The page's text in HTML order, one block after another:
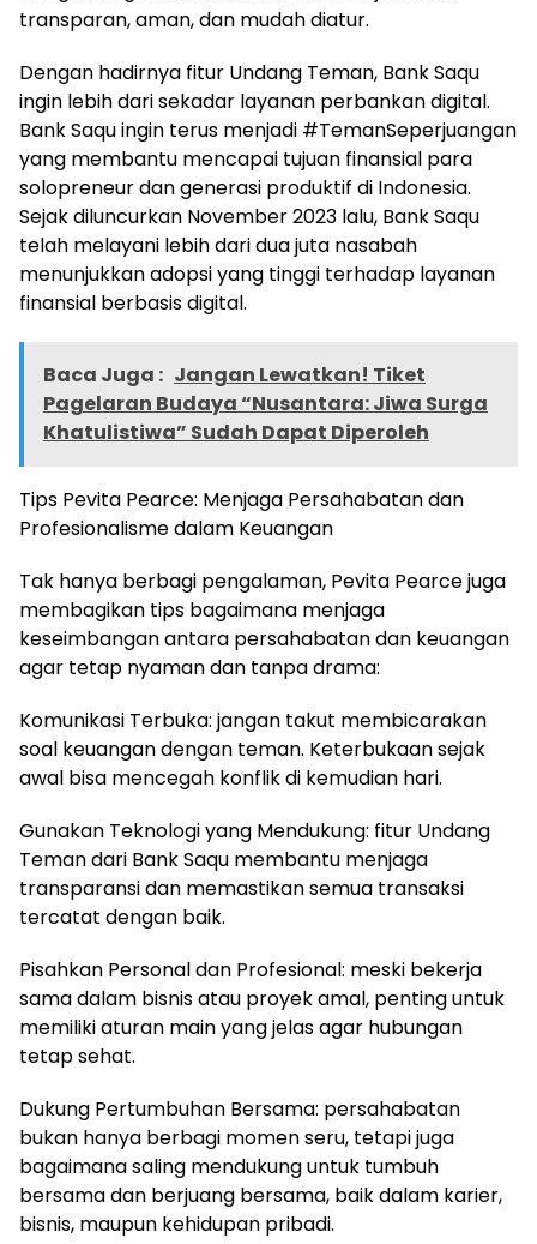
transparan, aman, dan mudah diatur.
Dengan hadirnya fitur Undang Teman, Bank Saqu
ingin lebih dari sekadar layanan perbankan digital.
Bank Saqu ingin terus menjadi #TemanSeperjuangan
yang membantu mencapai tujuan finansial para
solopreneur dan generasi produktif di Indonesia.
Sejak diluncurkan November 2023 lalu, Bank Saqu
telah melayani lebih dari dua juta nasabah
menunjukkan adopsi yang tinggi terhadap layanan
finansial berbasis digital.
Baca Juga : Jangan Lewatkan! Tiket
Pagelaran Budaya “Nusantara: Jiwa Surga
Khatulistiwa” Sudah Dapat Diperoleh
Tips Pevita Pearce: Menjaga Persahabatan dan
Profesionalisme dalam Keuangan
Tak hanya berbagi pengalaman, Pevita Pearce juga
membagikan tips bagaimana menjaga
keseimbangan antara persahabatan dan keuangan
agar tetap nyaman dan tanpa drama:
Komunikasi Terbuka: jangan takut membicarakan
soal keuangan dengan teman. Keterbukaan sejak
awal bisa mencegah konflik di kemudian hari.
Gunakan Teknologi yang Mendukung: fitur Undang
Teman dari Bank Saqu membantu menjaga
transparansi dan memastikan semua transaksi
tercatat dengan baik.
Pisahkan Personal dan Profesional: meski bekerja
sama dalam bisnis atau proyek amal, penting untuk
memiliki aturan main yang jelas agar hubungan
tetap sehat.
Dukung Pertumbuhan Bersama: persahabatan
bukan hanya berbagi momen seru, tetapi juga
bagaimana saling mendukung untuk tumbuh
bersama dan berjuang bersama, baik dalam karier,
bisnis, maupun kehidupan pribadi.